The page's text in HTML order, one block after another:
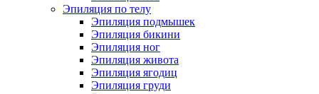
Эпиляция по телу
Эпиляция подмышек
Эпиляция бикини
Эпиляция ног
Эпиляция живота
Эпиляция ягодиц
Эпиляция груди